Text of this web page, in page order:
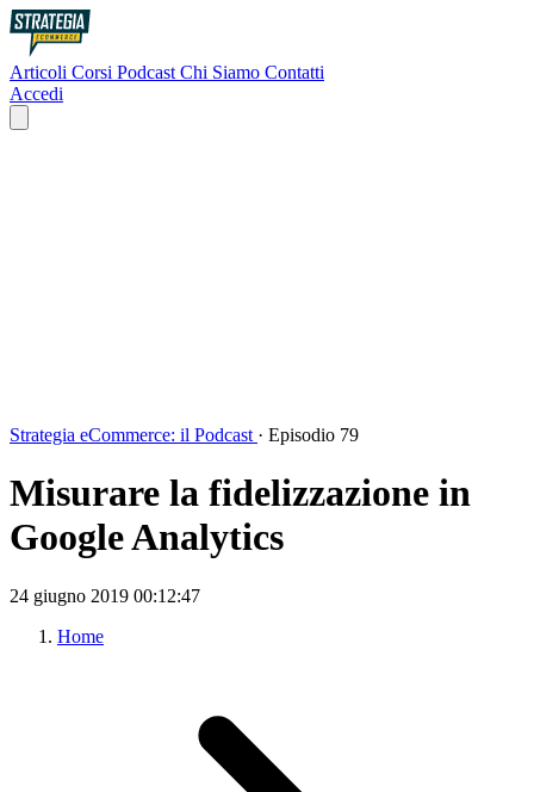
Articoli Corsi Podcast Chi Siamo Contatti
Accedi
Strategia eCommerce: il Podcast · Episodio 79
Misurare la fidelizzazione in
Google Analytics
24 giugno 2019 00:12:47
Home